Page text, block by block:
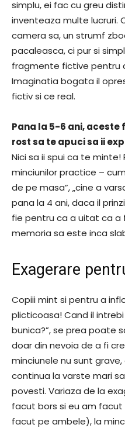
simplu, ei fac cu greu
inventeaza multe lucruri.
camera sa, un strumf
pacaleasca, ci pur si
fragmente fictive pentru
Imaginatia bogata il
fictiv si ce real.
Pana la 5-6 ani,
rost sa te apuci sa ii
Nici sa ii spui ca te
minciunilor practice –
de pe masa”, „cine a
pana la 4 ani, daca il
fie pentru ca a uitat ca a
memoria sa este inca
Exagerare
Copiii mint si pentru a
plicticoasa! Cand il
bunica?”, se prea poate
doar din nevoia de a fi
minciunele nu sunt
continua la varste mari
povesti. Variaza de la
facut bors si eu am
facut pe ambele), la